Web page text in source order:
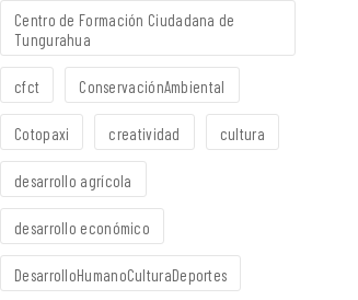
Centro de Formación Ciudadana de
Tungurahua
cfct ConservaciónAmbiental
Cotopaxi creatividad cultura
desarrollo agrícola
desarrollo económico
DesarrolloHumanoCulturaDeportes